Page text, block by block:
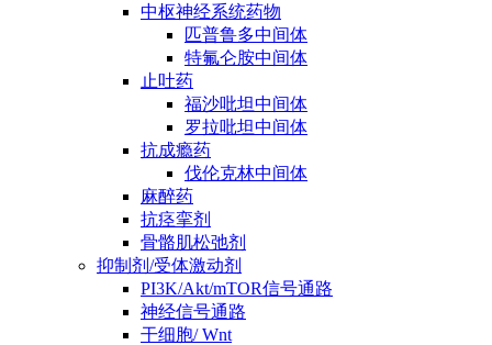
中枢神经系统药物
匹普鲁多中间体
特氟仑胺中间体
止吐药
福沙吡坦中间体
罗拉吡坦中间体
抗成瘾药
伐伦克林中间体
麻醉药
抗痉挛剂
骨骼肌松弛剂
抑制剂/受体激动剂
PI3K/Akt/mTOR信号通路
神经信号通路
干细胞/ Wnt